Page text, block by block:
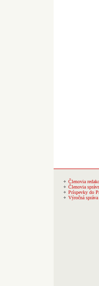
Členovia
Členovia
Príspevky do
Výročná správa